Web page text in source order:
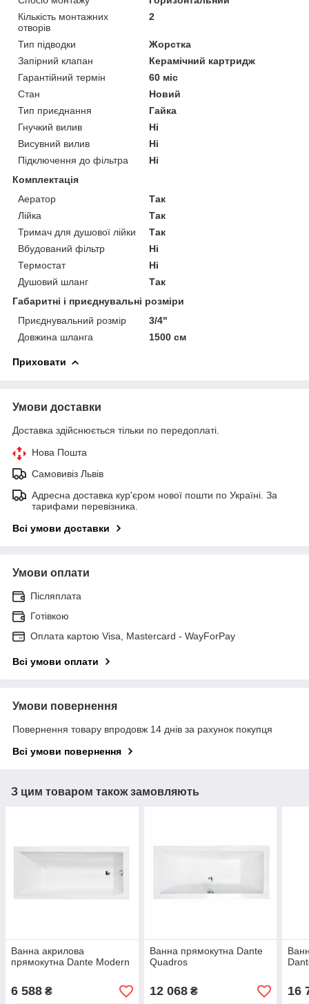
Кількість монтажних
отворів
2
Тип підводки
Жорстка
Запірний клапан
Керамічний картридж
Гарантійний термін
60 міс
Стан
Новий
Тип приєднання
Гайка
Гнучкий вилив
Ні
Висувний вилив
Ні
Підключення до фільтра
Ні
Комплектація
Аератор
Так
Лійка
Так
Тримач для душової лійки
Так
Вбудований фільтр
Ні
Термостат
Ні
Душовий шланг
Так
Габаритні і приєднувальні розміри
Приєднувальний розмір
3/4"
Довжина шланга
1500 см
Приховати
Умови доставки
Доставка здійснюється тільки по передоплаті.
Нова Пошта
Самовивіз Львів
Адресна доставка кур'єром нової пошти по Україні. За
тарифами перевізника.
Всі умови доставки
Умови оплати
Післяплата
Готівкою
Оплата картою Visa, Mastercard - WayForPay
Всі умови оплати
Умови повернення
Повернення товару впродовж 14 днів за рахунок покупця
Всі умови повернення
З цим товаром також замовляють
Ванна акрилова
прямокутна Dante Modern
6 588 ₴
Ванна прямокутна Dante
Quadros
12 068₴ 16